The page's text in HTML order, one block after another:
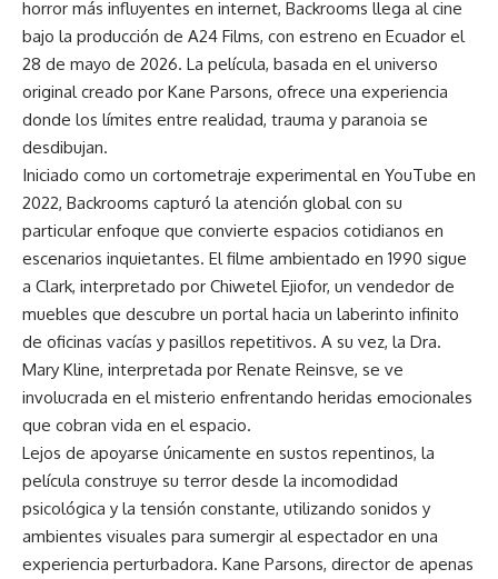
horror más influyentes en internet, Backrooms llega al cine
bajo la producción de A24 Films, con estreno en Ecuador el
28 de mayo de 2026. La película, basada en el universo
original creado por Kane Parsons, ofrece una experiencia
donde los límites entre realidad, trauma y paranoia se
desdibujan.
Iniciado como un cortometraje experimental en YouTube en
2022, Backrooms capturó la atención global con su
particular enfoque que convierte espacios cotidianos en
escenarios inquietantes. El filme ambientado en 1990 sigue
a Clark, interpretado por Chiwetel Ejiofor, un vendedor de
muebles que descubre un portal hacia un laberinto infinito
de oficinas vacías y pasillos repetitivos. A su vez, la Dra.
Mary Kline, interpretada por Renate Reinsve, se ve
involucrada en el misterio enfrentando heridas emocionales
que cobran vida en el espacio.
Lejos de apoyarse únicamente en sustos repentinos, la
película construye su terror desde la incomodidad
psicológica y la tensión constante, utilizando sonidos y
ambientes visuales para sumergir al espectador en una
experiencia perturbadora. Kane Parsons, director de apenas